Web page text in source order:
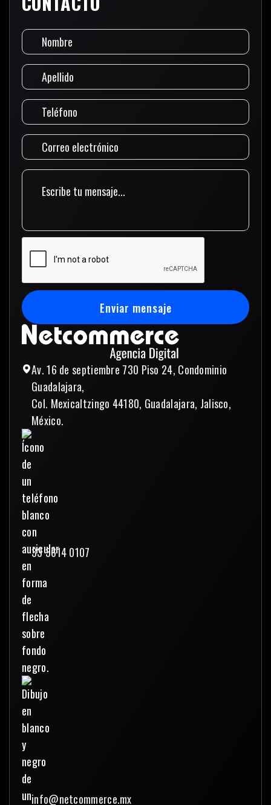
Av. 16 de septiembre 730 Piso 24, Condominio
Guadalajara,
Col. Mexicaltzingo 44180, Guadalajara, Jalisco,
México.
33 3614 0107
info@netcommerce.mx
Enviar mensaje
Enviar mensaje